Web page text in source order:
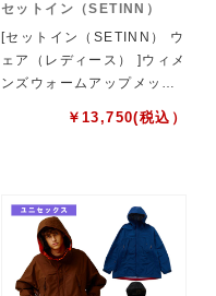
セットイン（SETINN）
[セットイン（SETINN） ウ
ェア（レディース） ]ウィメ
ンズウォームアップメッシ
ュスコート W's Warm Up
Mesh Skort レディース 26
￥ 13,750(税込）